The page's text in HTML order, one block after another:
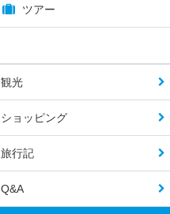
ツアー
観光
ショッピング
旅行記
Q&A